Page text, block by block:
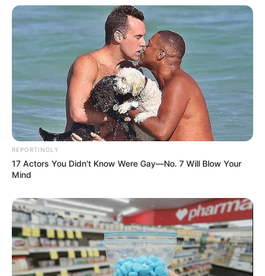
4. Corte as duas laterais das peças de dentro
para fora, ou seja, a partir das marcações de
alfinete até a borda superior das peças – onde
era barra da calça. Desse modo, a parte superior
das peças ficará maior do que a de baixo,
formando um trapézio.
REPORTINGLY
17 Actors You Didn't Know Were Gay—No. 7 Will Blow Your
Mind